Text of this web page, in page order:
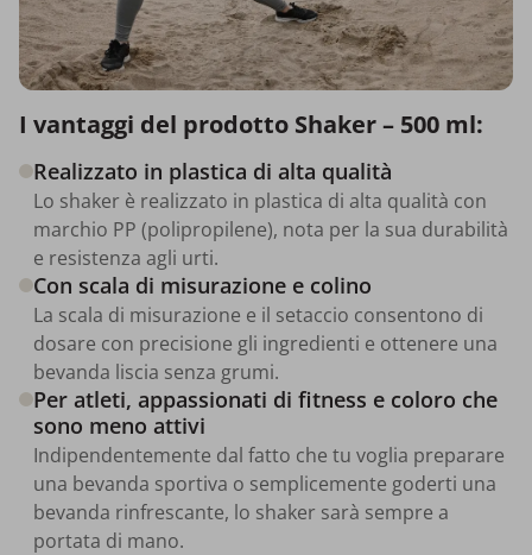
I vantaggi del prodotto Shaker – 500 ml:
Realizzato in plastica di alta qualità
Lo shaker è realizzato in plastica di alta qualità con
marchio PP (polipropilene), nota per la sua durabilità
e resistenza agli urti.
Con scala di misurazione e colino
La scala di misurazione e il setaccio consentono di
dosare con precisione gli ingredienti e ottenere una
bevanda liscia senza grumi.
Per atleti, appassionati di fitness e coloro che
sono meno attivi
Indipendentemente dal fatto che tu voglia preparare
una bevanda sportiva o semplicemente goderti una
bevanda rinfrescante, lo shaker sarà sempre a
portata di mano.